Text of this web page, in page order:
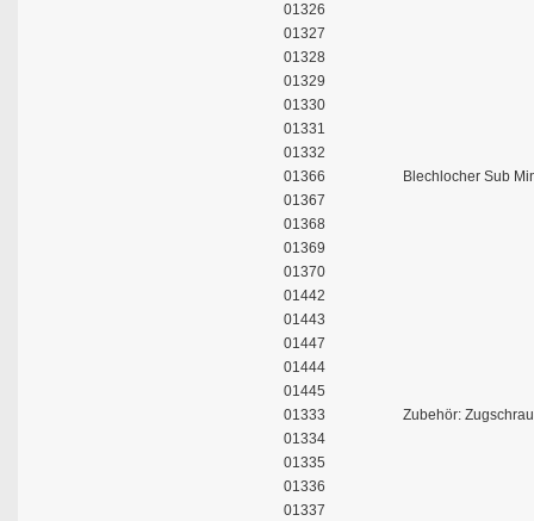
01326
01327
01328
01329
01330
01331
01332
01366
Blechlocher Sub
01367
01368
01369
01370
01442
01443
01447
01444
01445
01333
Zubehör:
01334
01335
01336
01337